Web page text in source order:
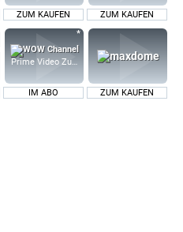
ZUM KAUFEN ZUM KAUFEN
Kanäle
Prime Video Zusatz-Kanäle
IM ABO ZUM KAUFEN